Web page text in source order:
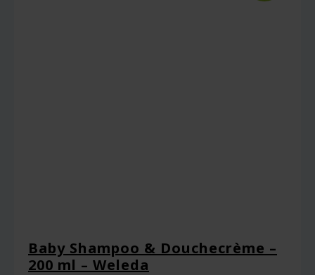
Baby Shampoo & Douchecrème –
200 ml – Weleda